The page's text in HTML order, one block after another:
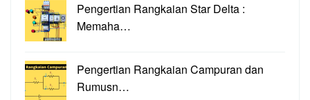
Pengertian Rangkaian Star Delta :
Memaha…
Pengertian Rangkaian Campuran dan
Rumusn…